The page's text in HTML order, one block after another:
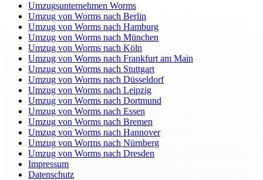
Umzugsunternehmen Worms
Umzug von Worms nach Berlin
Umzug von Worms nach Hamburg
Umzug von Worms nach München
Umzug von Worms nach Köln
Umzug von Worms nach Frankfurt am Main
Umzug von Worms nach Stuttgart
Umzug von Worms nach Düsseldorf
Umzug von Worms nach Leipzig
Umzug von Worms nach Dortmund
Umzug von Worms nach Essen
Umzug von Worms nach Bremen
Umzug von Worms nach Hannover
Umzug von Worms nach Nürnberg
Umzug von Worms nach Dresden
Impressum
Datenschutz